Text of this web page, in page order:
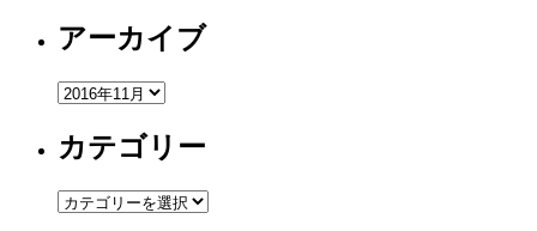
アーカイブ
ア
カ
イ
ブ
カテゴリー
カ